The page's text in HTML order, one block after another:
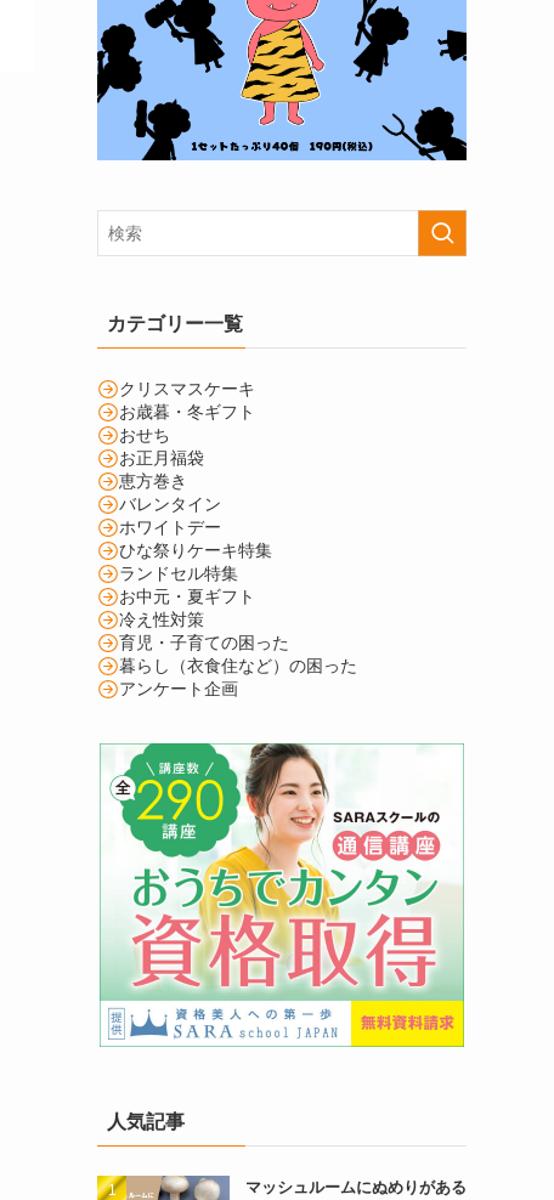
カテゴリー一覧
クリスマスケーキ
お歳暮・冬ギフト
おせち
お正月福袋
恵方巻き
バレンタイン
ホワイトデー
ひな祭りケーキ特集
ランドセル特集
お中元・夏ギフト
冷え性対策
育児・子育ての困った
暮らし（衣食住など）の困った
アンケート企画
人気記事
マッシュルームにぬめりがある